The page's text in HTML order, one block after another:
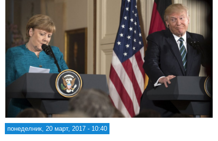
понеделник, 20 март, 2017 - 10:40